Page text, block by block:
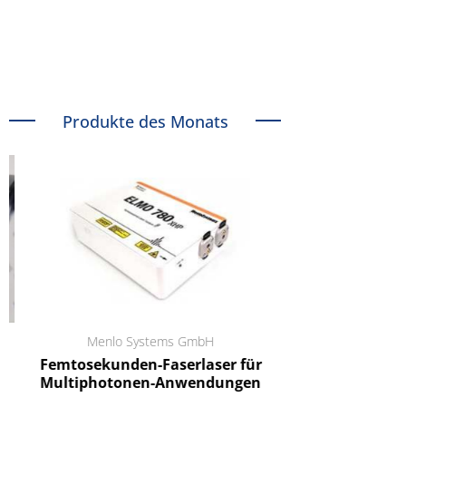
Produkte des Monats
Menlo Systems GmbH
Femtosekunden-Faserlaser für
Multiphotonen-Anwendungen